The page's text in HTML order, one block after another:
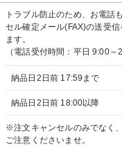
トラブル防止のため、お電話
セル確定メール(FAX)の送受
ます。
（電話受付時間：平日 9:00
納品日2日前 17:59まで
納品日2日前 18:00以降
※注文キャンセルのみでなく
ご注意くださいませ。